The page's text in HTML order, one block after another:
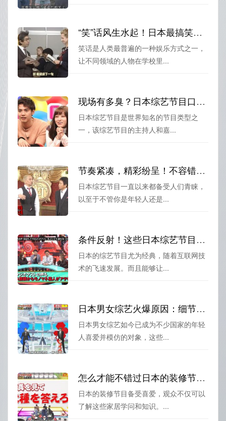
“笑”话风生水起！日本最搞笑综艺叫什么，让你肆意发笑
笑话是人类最普遍的一种娱乐方式之一，
让不同领域的人物在学校里...
现场有多臭？日本综艺节目口臭熏吐照片曝光
日本综艺节目是世界知名的节目类型之
一，该综艺节目的主持人和嘉...
节奏紧凑，精彩纷呈！不容错过的日本综艺翻译节目推荐。
日本综艺节目一直以来都备受人们青睐，
以至于不管你是年轻人还是...
条件反射！这些日本综艺节目推荐逼着你看
日本的综艺节目尤为经典，随着互联网技
术的飞速发展。而且能够让...
日本男女综艺火爆原因：细节才是精华
日本男女综艺如今已成为不少国家的年轻
人喜爱并模仿的对象，这些...
怎么才能不错过日本的装修节目？看这份节目单
日本的装修节目备受喜爱，观众不仅可以
了解这些家居学问和知识。...